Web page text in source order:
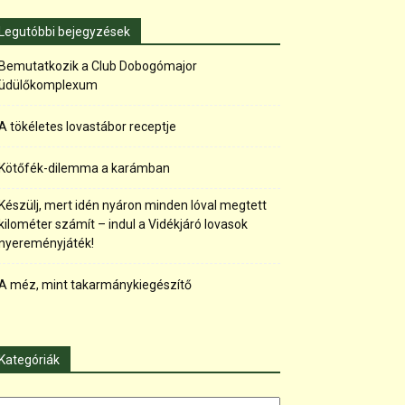
bejegyzések
a Club Dobogómajor
tökéletes lovastábor receptje
dilemma a karámban
mert idén nyáron minden lóval megtett
számít – indul a Vidékjáró lovasok
méz, mint takarmánykiegészítő